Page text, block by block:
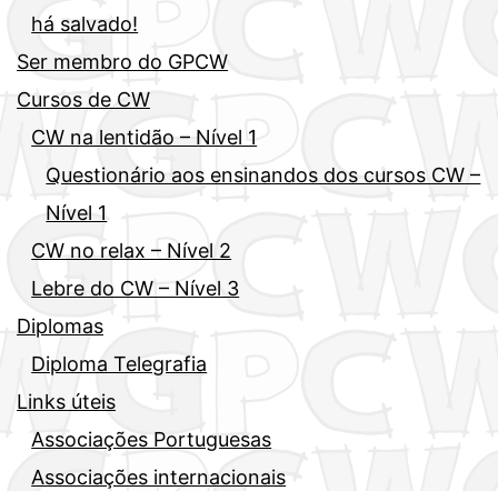
há salvado!
Ser membro do GPCW
Cursos de CW
CW na lentidão – Nível 1
Questionário aos ensinandos dos cursos CW –
Nível 1
CW no relax – Nível 2
Lebre do CW – Nível 3
Diplomas
Diploma Telegrafia
Links úteis
Associações Portuguesas
Associações internacionais